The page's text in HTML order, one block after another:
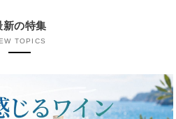
新の特集
TOPICS